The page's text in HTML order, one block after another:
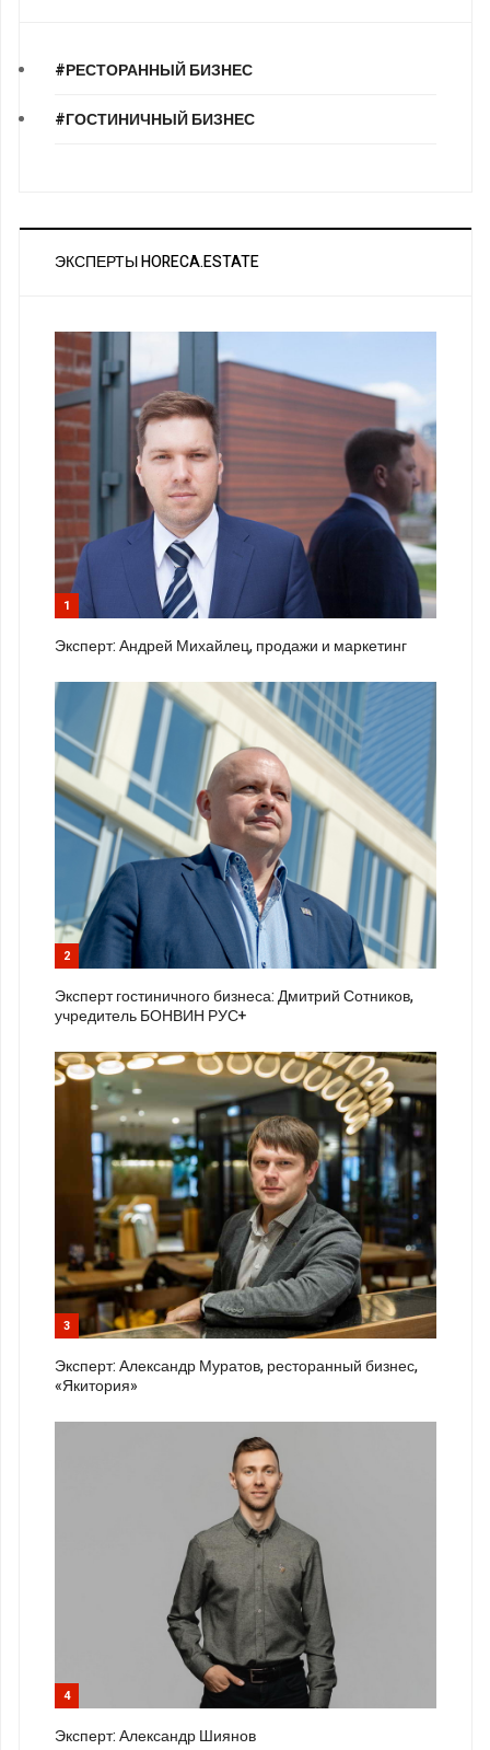
#РЕСТОРАННЫЙ БИЗНЕС
#ГОСТИНИЧНЫЙ БИЗНЕС
ЭКСПЕРТЫ HORECA.ESTATE
1
Эксперт: Андрей Михайлец, продажи и маркетинг
2
Эксперт гостиничного бизнеса: Дмитрий Сотников,
учредитель БОНВИН РУС+
3
Эксперт: Александр Муратов, ресторанный бизнес,
«Якитория»
4
Эксперт: Александр Шиянов